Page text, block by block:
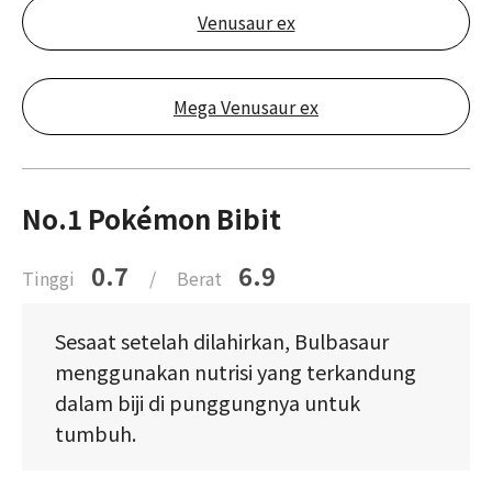
Venusaur ex
Mega Venusaur ex
No.1 Pokémon Bibit
Tinggi 0.7 / Berat 6.9
Sesaat setelah dilahirkan, Bulbasaur
menggunakan nutrisi yang terkandung
dalam biji di punggungnya untuk
tumbuh.